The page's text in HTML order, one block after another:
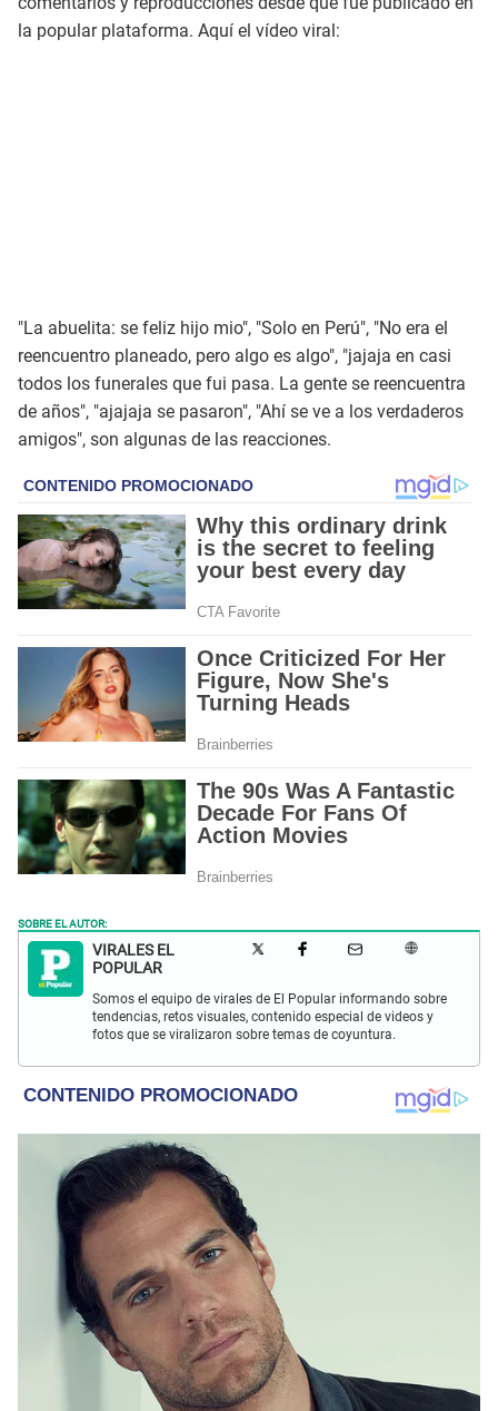
la popular plataforma. Aquí el vídeo viral:
"La abuelita: se feliz hijo mio", "Solo en Perú", "No era el
reencuentro planeado, pero algo es algo", "jajaja en casi
todos los funerales que fui pasa. La gente se reencuentra
de años", "ajajaja se pasaron", "Ahí se ve a los verdaderos
amigos", son algunas de las reacciones.
SOBRE EL AUTOR:
VIRALES EL
POPULAR
Somos el equipo de virales de El Popular informando sobre
tendencias, retos visuales, contenido especial de videos y
fotos que se viralizaron sobre temas de coyuntura.